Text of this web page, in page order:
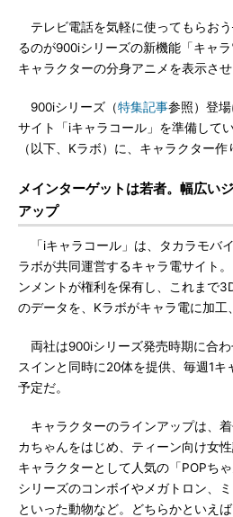
テレビ電話を気軽に使ってもらお
るのが900iシリーズの新機能「キャ
キャラクターの分身アニメを表示させ
900iシリーズ（特集記事参照）登
サイト「iキャラコール」を準備して
（以下、Kラボ）に、キャラクター作
メインターゲットは若者。幅広い
アップ
「iキャラコール」は、タカラモバ
ラボが共同運営するキャラ電サイト
ンメントが権利を保有し、これまで
のデータを、Kラボがキャラ電に加工
両社は900iシリーズ発売時期に合
スインと同時に20体を提供、毎週1
予定だ。
キャラクターのラインアップは、
カちゃんをはじめ、ティーン向け女
キャラクターとして人気の「POPち
シリーズのコンボイやメガトロン、
といった動物など。どちらかといえ